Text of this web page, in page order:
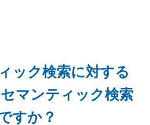
ック検索に対する
マンティック検索
すか？